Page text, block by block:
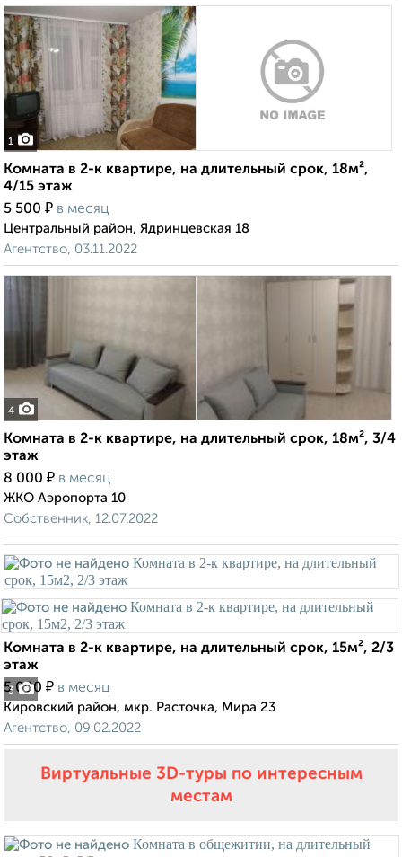
1
Комната в 2-к квартире, на длительный срок, 18м²,
4/15 этаж
5 500 ₽ в месяц
Центральный район, Ядринцевская 18
Агентство, 03.11.2022
4
Комната в 2-к квартире, на длительный срок, 18м², 3/4
этаж
8 000 ₽ в месяц
ЖКО Аэропорта 10
Собственник, 12.07.2022
3
Комната в 2-к квартире, на длительный срок, 15м², 2/3
этаж
5 000 ₽ в месяц
Кировский район, мкр. Расточка, Мира 23
Агентство, 09.02.2022
Виртуальные 3D-туры по интересным
местам